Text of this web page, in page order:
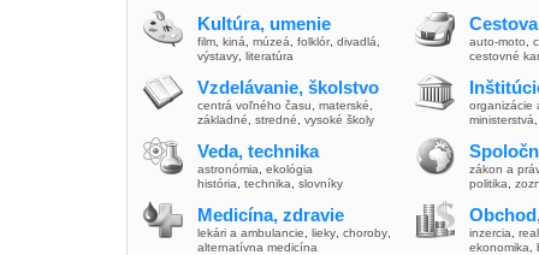
Kultúra, umenie
film kiná múzeá folklór, divadlá
výstavy literatúra
Vzdelávanie, školstvo
centrá voľného času materské
základné
stredné vysoké školy
Veda, technika
astronómia
ekológia
história
technika slovníky
Medicína, zdravie
lekári a ambulancie lieky choroby
alternatívna medicína
auto-moto
cestovné
organizácie
ministerstvá
zákon a
politika
inzercia
ekonomika